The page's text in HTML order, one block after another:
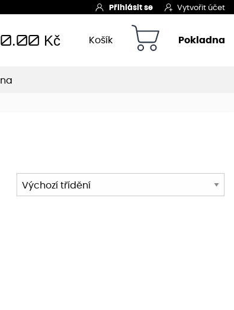
Přihlásit se Vytvořit účet
0.00 Kč Košík Pokladna